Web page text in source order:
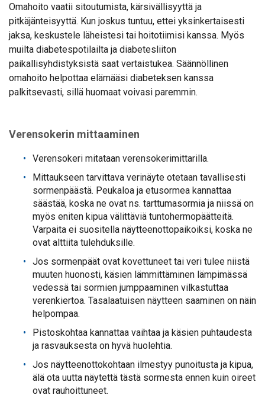
Omahoito vaatii sitoutumista, kärsivällisyyttä ja
pitkäjänteisyyttä. Kun joskus tuntuu, ettei yksinkertaisesti
jaksa, keskustele läheistesi tai hoitotiimisi kanssa. Myös
muilta diabetespotilailta ja diabetesliiton
paikallisyhdistyksistä saat vertaistukea. Säännöllinen
omahoito helpottaa elämääsi diabeteksen kanssa
palkitsevasti, sillä huomaat voivasi paremmin.
Verensokerin mittaaminen
Verensokeri mitataan verensokerimittarilla.
Mittaukseen tarvittava verinäyte otetaan tavallisesti
sormenpäästä. Peukaloa ja etusormea kannattaa
säästää, koska ne ovat ns. tarttumasormia ja niissä on
myös eniten kipua välittäviä tuntohermopäätteitä.
Varpaita ei suositella näytteenottopaikoiksi, koska ne
ovat alttiita tulehduksille.
Jos sormenpäät ovat kovettuneet tai veri tulee niistä
muuten huonosti, käsien lämmittäminen lämpimässä
vedessä tai sormien jumppaaminen vilkastuttaa
verenkiertoa. Tasalaatuisen näytteen saaminen on näin
helpompaa.
Pistoskohtaa kannattaa vaihtaa ja käsien puhtaudesta
ja rasvauksesta on hyvä huolehtia.
Jos näytteenottokohtaan ilmestyy punoitusta ja kipua,
älä ota uutta näytettä tästä sormesta ennen kuin oireet
ovat rauhoittuneet.